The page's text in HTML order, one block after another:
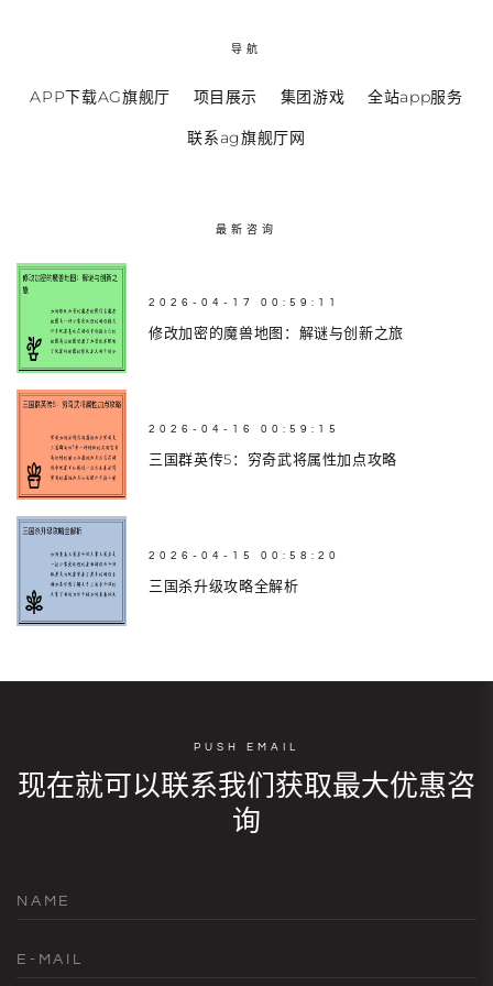
导航
APP下载AG旗舰厅 项目展示 集团游戏 全站app服务
联系ag旗舰厅网
最新咨询
2026-04-17 00:59:11
修改加密的魔兽地图：解谜与创新之旅
2026-04-16 00:59:15
三国群英传5：穷奇武将属性加点攻略
2026-04-15 00:58:20
三国杀升级攻略全解析
PUSH EMAIL
现在就可以联系我们获取最大优惠咨
询
NAME
E-MAIL